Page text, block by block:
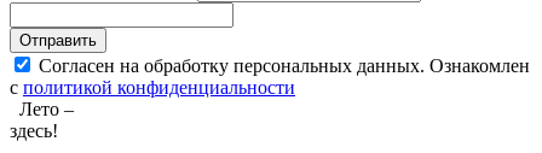
Отправить
Согласен на обработку персональных данных. Ознакомлен
с политикой конфиденциальности
Лето –
здесь!